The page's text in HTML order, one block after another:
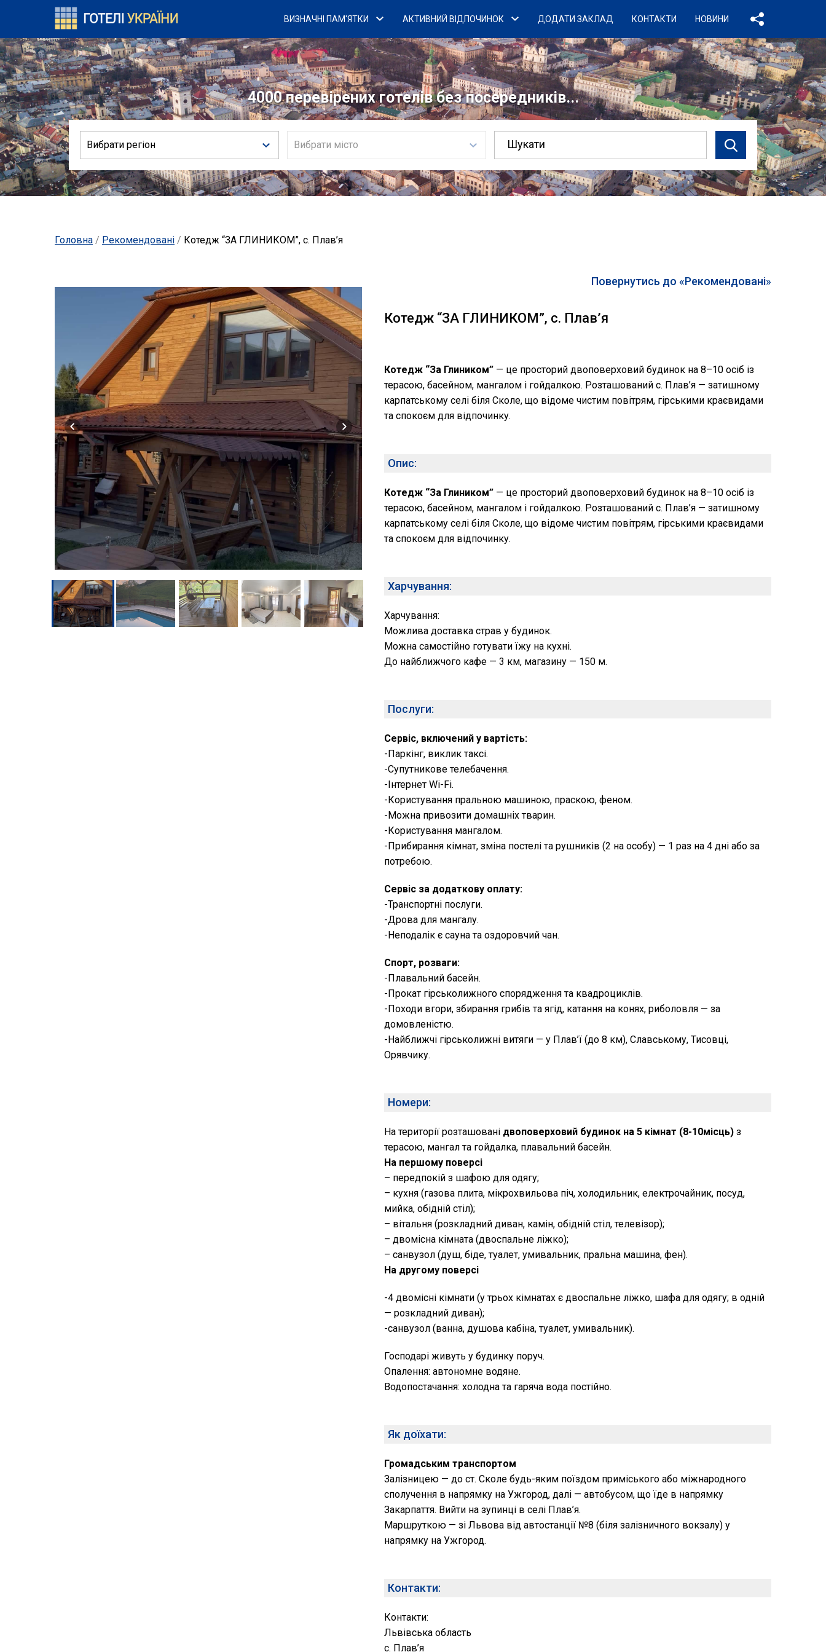
ВИЗНАЧНІ ПАМ'ЯТКИ АКТИВНИЙ ВІДПОЧИНОК ДОДАТИ ЗАКЛАД КОНТАКТИ НОВИНИ
4000 перевірених готелів без посередників...
Вибрати регіон Вибрати місто
Головна / Рекомендовані / Котедж “ЗА ГЛИНИКОМ”, с. Плав’я
Повернутись до «Рекомендовані»
Котедж “ЗА ГЛИНИКОМ”, с. Плав’я
Котедж “За Глиником” — це просторий двоповерховий будинок на 8–10 осіб із
терасою, басейном, мангалом і гойдалкою. Розташований с. Плав’я — затишному
карпатському селі біля Сколе, що відоме чистим повітрям, гірськими краєвидами
та спокоєм для відпочинку.
Опис:
Котедж “За Глиником” — це просторий двоповерховий будинок на 8–10 осіб із
терасою, басейном, мангалом і гойдалкою. Розташований с. Плав’я — затишному
карпатському селі біля Сколе, що відоме чистим повітрям, гірськими краєвидами
та спокоєм для відпочинку.
Харчування:
Харчування:
Можлива доставка страв у будинок.
Можна самостійно готувати їжу на кухні.
До найближчого кафе — 3 км, магазину — 150 м.
Послуги:
Сервіс, включений у вартість:
-Паркінг, виклик таксі.
-Супутникове телебачення.
-Інтернет Wi-Fi.
-Користування пральною машиною, праскою, феном.
-Можна привозити домашніх тварин.
-Користування мангалом.
-Прибирання кімнат, зміна постелі та рушників (2 на особу) — 1 раз на 4 дні або за
потребою.
Сервіс за додаткову оплату:
-Транспортні послуги.
-Дрова для мангалу.
-Неподалік є сауна та оздоровчий чан.
Спорт, розваги:
-Плавальний басейн.
-Прокат гірськолижного спорядження та квадроциклів.
-Походи вгори, збирання грибів та ягід, катання на конях, риболовля — за
домовленістю.
-Найближчі гірськолижні витяги — у Плав’ї (до 8 км), Славському, Тисовці,
Орявчику.
Номери:
На території розташовані двоповерховий будинок на 5 кімнат (8-10місць) з
терасою, мангал та гойдалка, плавальний басейн.
На першому поверсі
– передпокій з шафою для одягу;
– кухня (газова плита, мікрохвильова піч, холодильник, електрочайник, посуд,
мийка, обідній стіл);
– вітальня (розкладний диван, камін, обідній стіл, телевізор);
– двомісна кімната (двоспальне ліжко);
– санвузол (душ, біде, туалет, умивальник, пральна машина, фен).
На другому поверсі
-4 двомісні кімнати (у трьох кімнатах є двоспальне ліжко, шафа для одягу; в одній
— розкладний диван);
-санвузол (ванна, душова кабіна, туалет, умивальник).
Господарі живуть у будинку поруч.
Опалення: автономне водяне.
Водопостачання: холодна та гаряча вода постійно.
Як доїхати:
Громадським транспортом
Залізницею — до ст. Сколе будь-яким поїздом приміського або міжнародного
сполучення в напрямку на Ужгород, далі — автобусом, що їде в напрямку
Закарпаття. Вийти на зупинці в селі Плав’я.
Маршруткою — зі Львова від автостанції №8 (біля залізничного вокзалу) у
напрямку на Ужгород.
Контакти:
Контакти:
Львівська область
с. Плав’я